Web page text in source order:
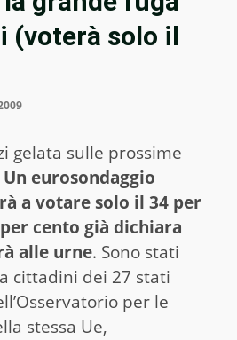
(voterà solo il
gelata sulle prossime
Un eurosondaggio
a votare solo il 34 per
cento già dichiara
alle urne. Sono stati
cittadini dei 27 stati
per le
stessa Ue,